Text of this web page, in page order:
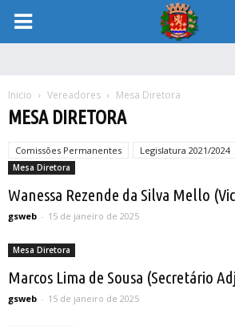
Inicio Vereadores Mesa Diretora
MESA DIRETORA
Comissões Permanentes Legislatura 2021/2024
Mesa Diretora
Wanessa Rezende da Silva Mello
gsweb - 15 de janeiro de 2025
Mesa Diretora
Marcos Lima de Sousa (Secretário
gsweb - 15 de janeiro de 2025